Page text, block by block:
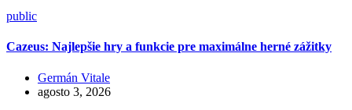
public
Cazeus: Najlepšie hry a funkcie pre maximálne herné zážitky
Germán Vitale
agosto 3, 2026